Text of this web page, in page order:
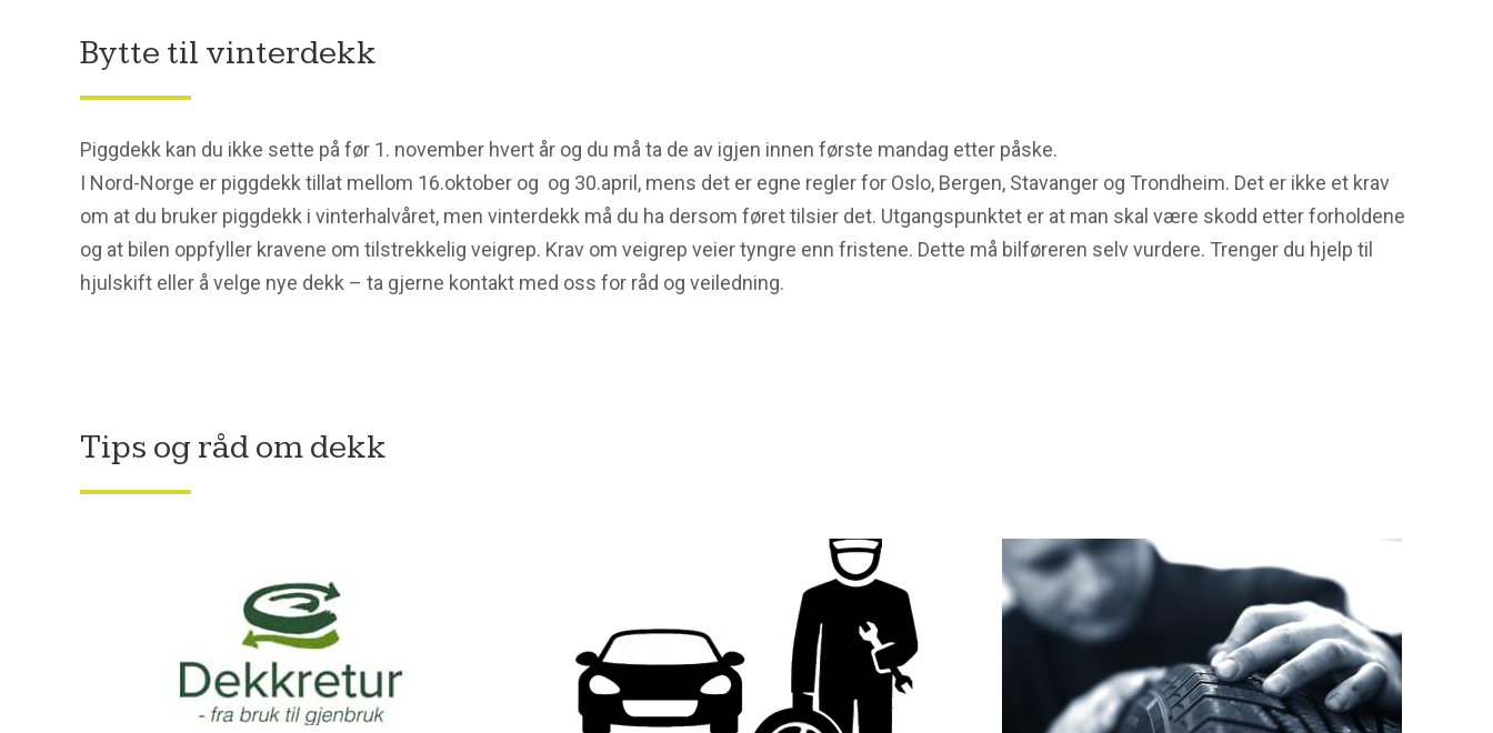
Bytte til vinterdekk
Piggdekk kan du ikke sette på før 1. november hvert år og du må ta de av igjen innen første mandag etter påske.
I Nord-Norge er piggdekk tillat mellom 16.oktober og og 30.april, mens det er egne regler for Oslo, Bergen, Stavanger og Trondheim. Det er ikke et krav
om at du bruker piggdekk i vinterhalvåret, men vinterdekk må du ha dersom føret tilsier det. Utgangspunktet er at man skal være skodd etter forholdene
og at bilen oppfyller kravene om tilstrekkelig veigrep. Krav om veigrep veier tyngre enn fristene. Dette må bilføreren selv vurdere. Trenger du hjelp til
hjulskift eller å velge nye dekk – ta gjerne kontakt med oss for råd og veiledning.
Tips og råd om dekk